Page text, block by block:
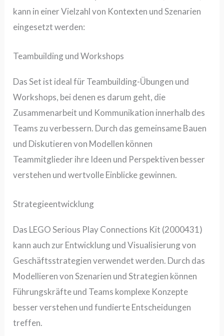
kann in einer Vielzahl von Kontexten und Szenarien
eingesetzt werden:
Teambuilding und Workshops
Das Set ist ideal für Teambuilding-Übungen und
Workshops, bei denen es darum geht, die
Zusammenarbeit und Kommunikation innerhalb des
Teams zu verbessern. Durch das gemeinsame Bauen
und Diskutieren von Modellen können
Teammitglieder ihre Ideen und Perspektiven besser
verstehen und wertvolle Einblicke gewinnen.
Strategieentwicklung
Das LEGO Serious Play Connections Kit (2000431)
kann auch zur Entwicklung und Visualisierung von
Geschäftsstrategien verwendet werden. Durch das
Modellieren von Szenarien und Strategien können
Führungskräfte und Teams komplexe Konzepte
besser verstehen und fundierte Entscheidungen
treffen.